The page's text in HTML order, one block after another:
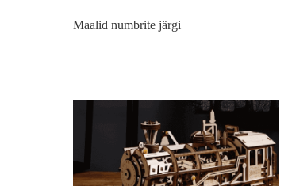
Maalid numbrite järgi